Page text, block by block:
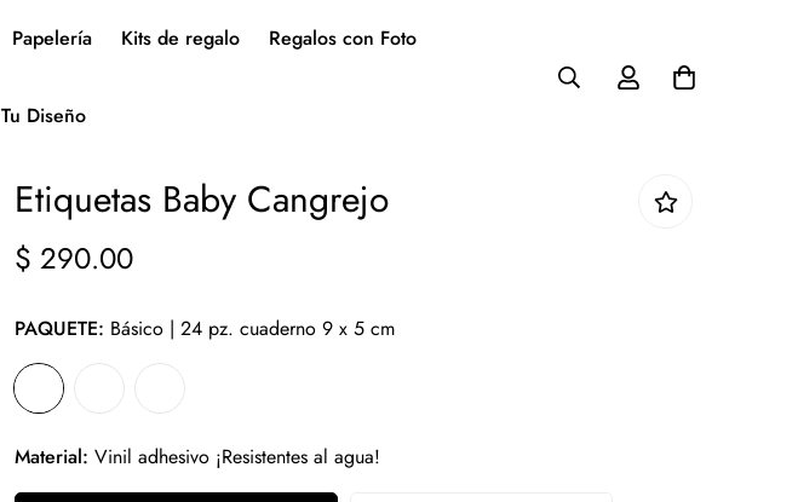
Papelería Kits de regalo Regalos con Foto
Tu Diseño
Etiquetas Baby Cangrejo
Precio
$ 290.00
PAQUETE: Básico | 24 pz. cuaderno 9 x 5 cm
Material: Vinil adhesivo ¡Resistentes al agua!